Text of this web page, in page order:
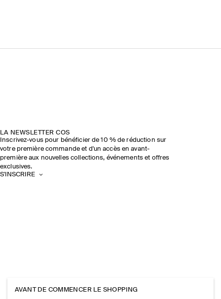
LA NEWSLETTER COS
Inscrivez-vous pour bénéficier de 10 % de réduction sur
votre première commande et d'un accès en avant-
première aux nouvelles collections, événements et offres
exclusives.
S'INSCRIRE
AVANT DE COMMENCER LE SHOPPING